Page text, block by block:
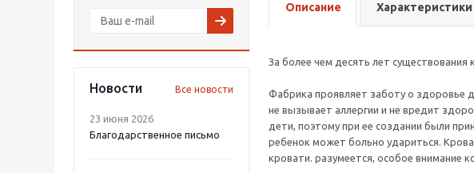
Новости Все новости
23 июня 2026
Благодарственное письмо
Описание Характеристики
За более чем десять лет
Фабрика проявляет заботу о здоровье
не вызывает аллергии и не вредит
дети, поэтому при ее создании были
ребенок может больно удариться.
кровати. разумеется, особое внимание